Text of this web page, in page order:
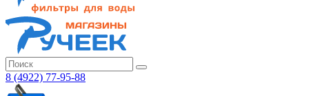
8 (4922) 77-95-88